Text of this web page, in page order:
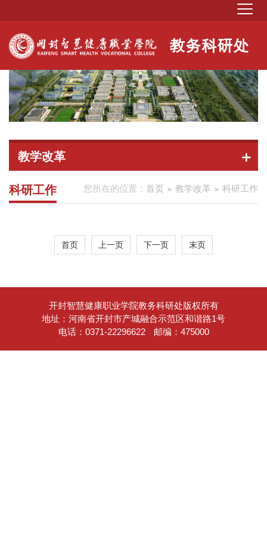
教学改革
您所在的位置： 首页 教学改革 科研工作
科研工作
首页 上一页 下一页 末页
开封智慧健康职业学院教务科研处版权所有
地址：河南省开封市产城融合示范区和谐路1号
电话：0371-22296622
邮编：475000